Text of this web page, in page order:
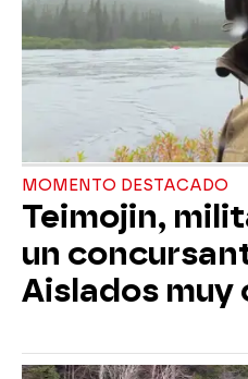
MOMENTO DESTACADO
Teimojin,
un
Aislados